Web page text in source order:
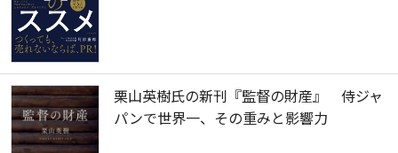
栗山英樹氏の新刊『監督の財産』 侍ジャ
パンで世界一、その重みと影響力